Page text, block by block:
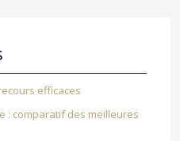
efficaces
: comparatif des meilleures